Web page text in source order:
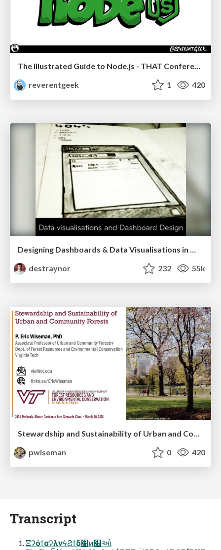
The Illustrated Guide to Node.js - THAT Conference 2024
reverentgeek
1 420
Designing Dashboards & Data Visualisations in Web Apps
destraynor
232 55k
pwiseman
0 420
Transcript
ΞʔόϯσʔλνϟϨϯδ΁ͷ௅ઓ